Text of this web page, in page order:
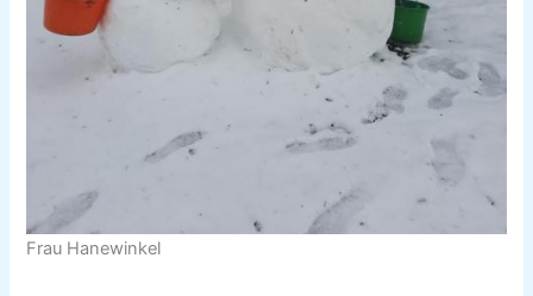
Frau Hanewinkel